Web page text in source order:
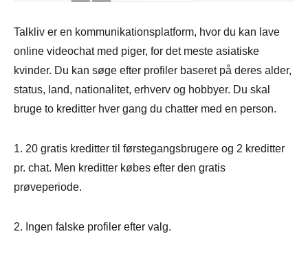
Talkliv er en kommunikationsplatform, hvor du kan lave
online videochat med piger, for det meste asiatiske
kvinder. Du kan søge efter profiler baseret på deres alder,
status, land, nationalitet, erhverv og hobbyer. Du skal
bruge to kreditter hver gang du chatter med en person.
1. 20 gratis kreditter til førstegangsbrugere og 2 kreditter
pr. chat. Men kreditter købes efter den gratis
prøveperiode.
2. Ingen falske profiler efter valg.